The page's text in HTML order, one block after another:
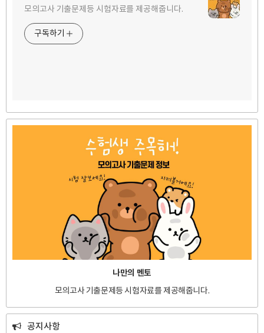
모의고사 기출문제등 시험자료를 제공해줍니다.
구독하기
나만의 멘토
모의고사 기출문제등 시험자료를 제공해줍니다.
공지사항